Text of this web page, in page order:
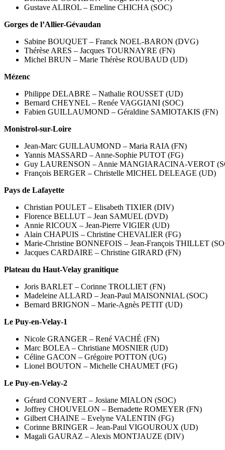
Gustave ALIROL – Emeline CHICHA (SOC)
Gorges de l’Allier-Gévaudan
Sabine BOUQUET – Franck NOEL-BARON (DVG)
Thérèse ARES – Jacques TOURNAYRE (FN)
Michel BRUN – Marie Thérèse ROUBAUD (UD)
Mézenc
Philippe DELABRE – Nathalie ROUSSET (UD)
Bernard CHEYNEL – Renée VAGGIANI (SOC)
Fabien GUILLAUMOND – Géraldine SAMIOTAKIS (FN)
Monistrol-sur-Loire
Jean-Marc GUILLAUMOND – Maria RAIA (FN)
Yannis MASSARD – Anne-Sophie PUTOT (FG)
Guy LAURENSON – Annie MANGIARACINA-VEROT
François BERGER – Christelle MICHEL DELEAGE (UD)
Pays de Lafayette
Christian POULET – Elisabeth TIXIER (DIV)
Florence BELLUT – Jean SAMUEL (DVD)
Annie RICOUX – Jean-Pierre VIGIER (UD)
Alain CHAPUIS – Christine CHEVALIER (FG)
Marie-Christine BONNEFOIS – Jean-François THILLET
Jacques CARDAIRE – Christine GIRARD (FN)
Plateau du Haut-Velay granitique
Joris BARLET – Corinne TROLLIET (FN)
Madeleine ALLARD – Jean-Paul MAISONNIAL (SOC)
Bernard BRIGNON – Marie-Agnès PETIT (UD)
Le Puy-en-Velay-1
Nicole GRANGER – René VACHÉ (FN)
Marc BOLEA – Christiane MOSNIER (UD)
Céline GACON – Grégoire POTTON (UG)
Lionel BOUTON – Michelle CHAUMET (FG)
Le Puy-en-Velay-2
Gérard CONVERT – Josiane MIALON (SOC)
Joffrey CHOUVELON – Bernadette ROMEYER (FN)
Gilbert CHAINE – Evelyne VALENTIN (FG)
Corinne BRINGER – Jean-Paul VIGOUROUX (UD)
Magali GAURAZ – Alexis MONTJAUZE (DIV)